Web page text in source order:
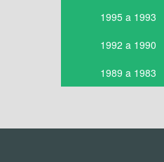
1995 a 1993
1992 a 1990
1989 a 1983